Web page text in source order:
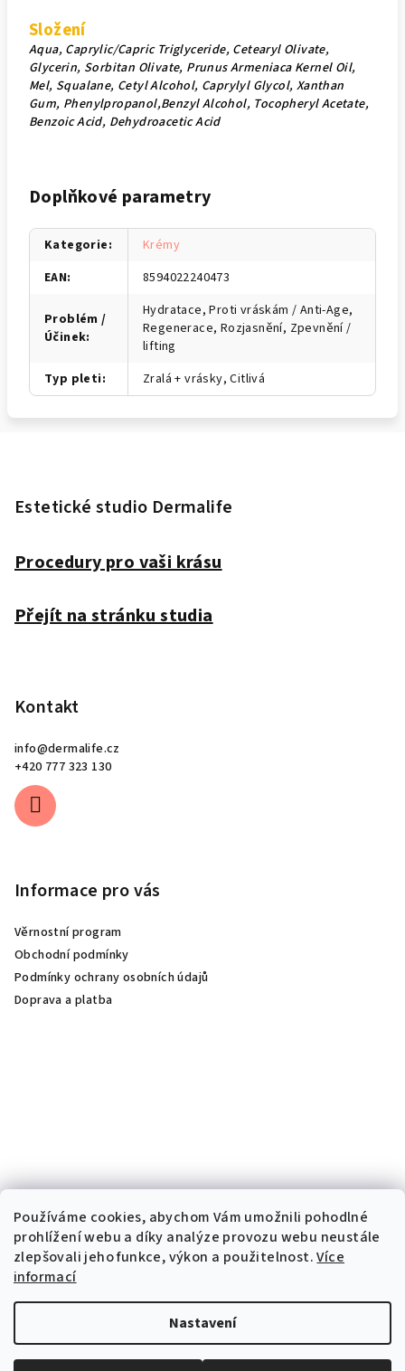
Používáme cookies, abychom Vám umožnili pohodlné
prohlížení webu a díky analýze provozu webu neustále
zlepšovali jeho funkce, výkon a použitelnost.Více
informací
Nastavení
Složení
Aqua, Caprylic/Capric Triglyceride, Cetearyl Olivate,
Glycerin, Sorbitan Olivate, Prunus Armeniaca Kernel Oil,
Mel, Squalane, Cetyl Alcohol, Caprylyl Glycol, Xanthan
Gum, Phenylpropanol,Benzyl Alcohol, Tocopheryl Acetate,
Benzoic Acid, Dehydroacetic Acid
Doplňkové parametry
Kategorie:
Krémy
EAN: 8594022240473
Problém /
Účinek:
Hydratace, Proti vráskám / Anti-Age,
Regenerace, Rozjasnění, Zpevnění /
lifting
Typ pleti: Zralá + vrásky, Citlivá
Estetické studio Dermalife
Procedury pro vaši krásu
Přejít na stránku studia
Kontakt
info@dermalife.cz
+420 777 323 130
Informace pro vás
Věrnostní program
Obchodní podmínky
Podmínky ochrany osobních údajů
Doprava a platba